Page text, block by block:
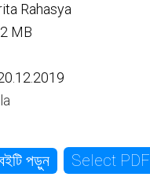
Rahasya
MB
পড়ুন Select PDF